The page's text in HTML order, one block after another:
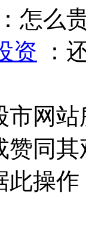
：怎么
资 ：
市网
赞同
此操